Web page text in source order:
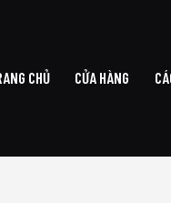
CHỦ CỬA HÀNG